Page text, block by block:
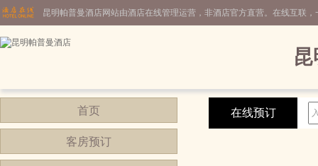
昆明帕普曼酒店网站由酒店在线管理运营，非酒店官方直营。在线互联
首页
客房预订
在线预订